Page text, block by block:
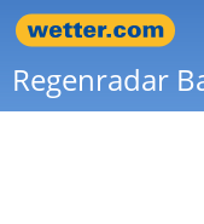
Regenradar